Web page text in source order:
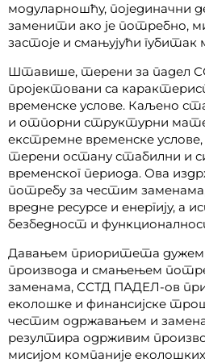
модуларношћу, појединачни
заменити ако је потребно,
застоје и смањујући губитак
Штавише, терени за падел
пројектовани са
временске услове. Каљено
и отпорни структурни
екстремне временске услове,
терени остану стабилни и
временског периода. Ова
потребу за честим
вредне ресурсе и енергију, а
безбедност и
Давањем приоритета
производа и смањењем
заменама, ССТД ПАДЕЛ-ов
еколошке и финансијске
честим одржавањем и
резултира одрживим
мисијом компаније